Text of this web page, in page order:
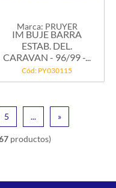
Marca: PRUYER
IM BUJE BARRA
ESTAB. DEL.
CARAVAN - 96/99 -...
Cód: PY030115
5 ... »
productos)